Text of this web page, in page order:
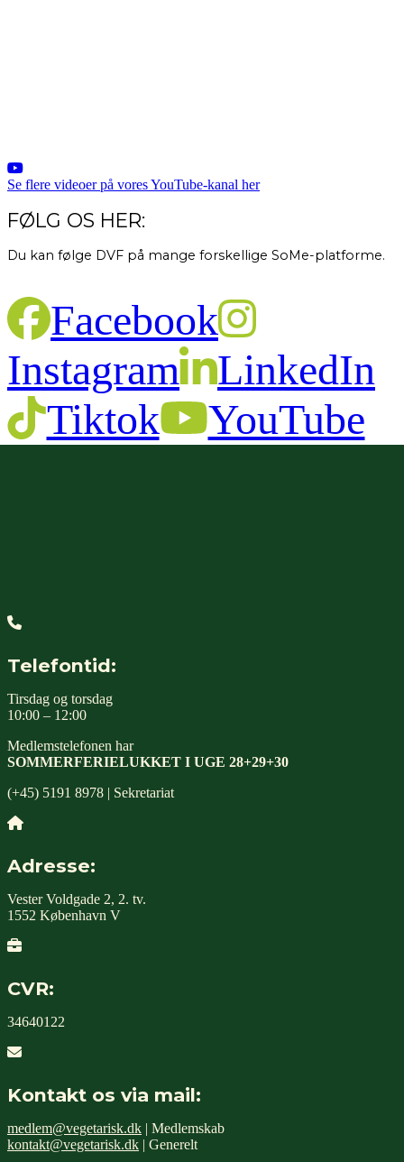
Se flere videoer på vores YouTube-kanal her
FØLG OS HER:
Du kan følge DVF på mange forskellige SoMe-platforme.
Facebook
Instagram
LinkedIn
Tiktok
YouTube
Telefontid:
Tirsdag og torsdag
10:00 – 12:00
Medlemstelefonen har
SOMMERFERIELUKKET I UGE 28+29+30
(+45) 5191 8978 | Sekretariat
Adresse:
Vester Voldgade 2, 2. tv.
1552 København V
CVR:
34640122
Kontakt os via mail:
medlem@vegetarisk.dk | Medlemskab
kontakt@vegetarisk.dk | Generelt